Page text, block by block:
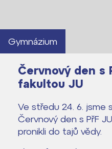
Gymnázium
Červnový den s
fakultou JU
Ve středu 24. 6. jsme
Červnový den s PřF
pronikli do tajů vědy.